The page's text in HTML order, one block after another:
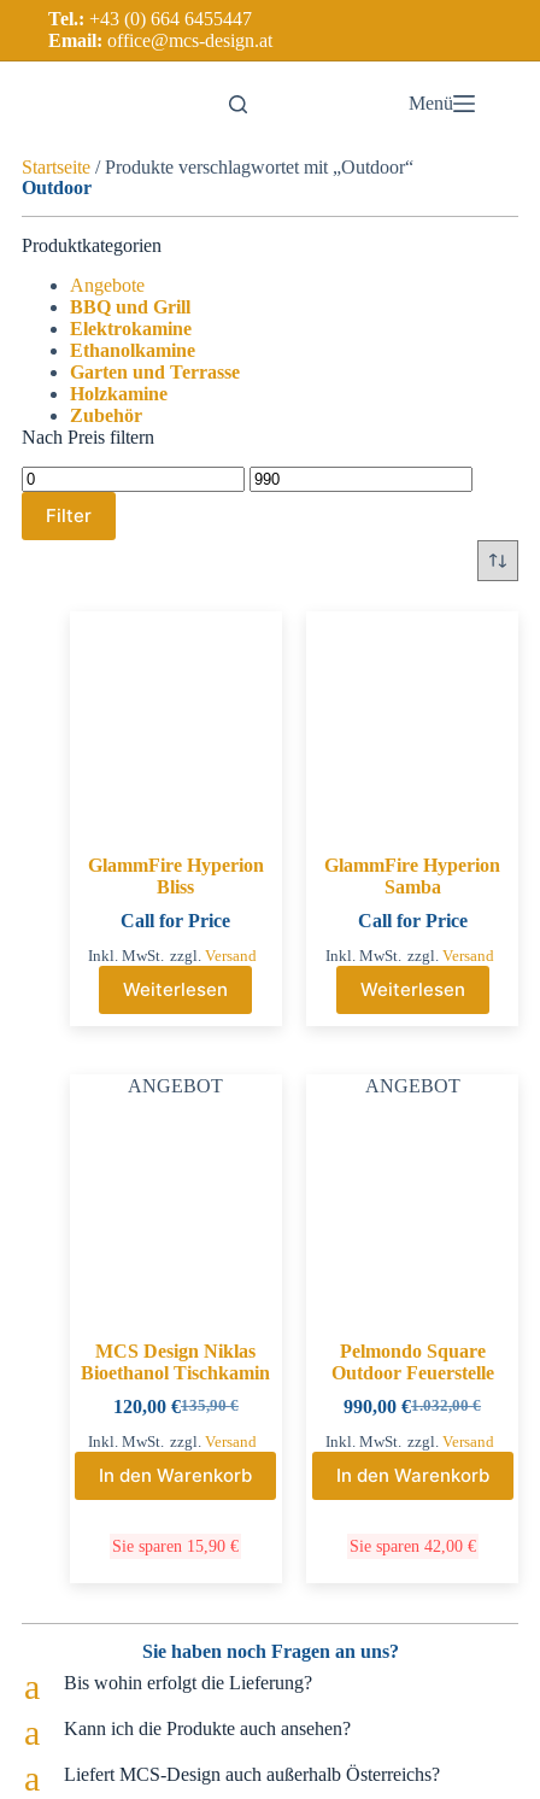
Tel.: +43 (0) 664 6455447
Email: office@mcs-design.at
Menü
Startseite/ Produkte verschlagwortet mit „Outdoor“
Outdoor
Produktkategorien
Angebote
BBQ und Grill
Elektrokamine
Ethanolkamine
Garten und Terrasse
Holzkamine
Zubehör
Nach Preis filtern
Filter
GlammFire Hyperion
Bliss
Call for Price
Inkl. MwSt. zzgl.Versand
Weiterlesen
GlammFire Hyperion
Samba
Call for Price
Inkl. MwSt. zzgl. Versand
Weiterlesen
ANGEBOT
MCS Design Niklas
Bioethanol Tischkamin
135,90€
120,00 €
Inkl. MwSt. zzgl.Versand
In den Warenkorb
Sie sparen 15,90€
ANGEBOT
Pelmondo Square
Outdoor Feuerstelle
1.032,00€
990,00€
Inkl. MwSt. zzgl. Versand
In den Warenkorb
Sie sparen 42,00 €
Sie haben noch Fragen an uns?
a Bis wohin erfolgt die Lieferung?
a Kann ich die Produkte auch ansehen?
a Liefert MCS-Design auch außerhalb Österreichs?